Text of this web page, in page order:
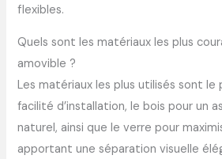
flexibles.
Quels sont les matériaux les plus
amovible ?
Les matériaux les plus utilisés sont le
facilité d’installation, le bois pour un
naturel, ainsi que le verre pour
apportant une séparation visuelle